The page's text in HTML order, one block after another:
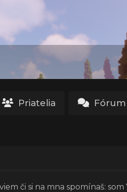
Priatelia Fórum
či si na mna spomínaš: